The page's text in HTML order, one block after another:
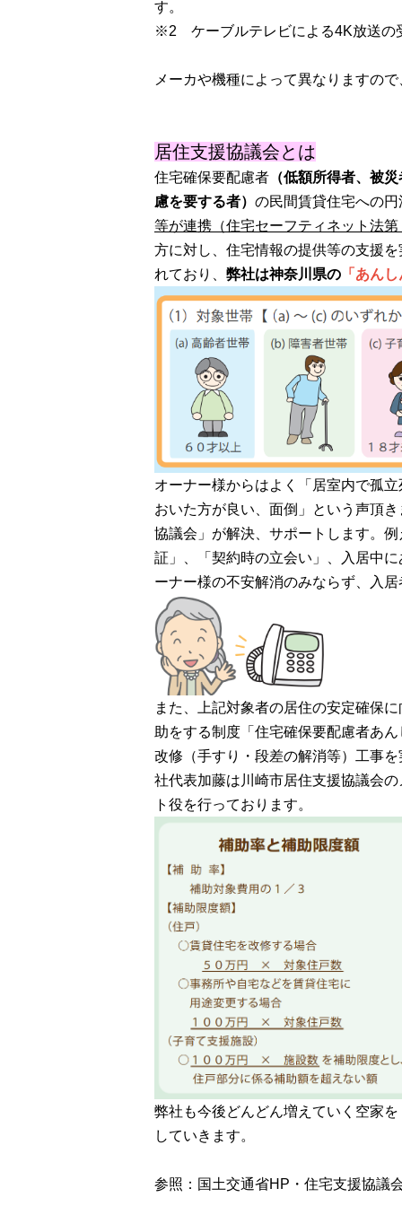
す。
※2 ケーブルテレビによる4K放送の
メーカや機種によって異なりますの
居住支援協議会とは
住宅確保要配慮者 （低額所得者、被
慮を要する者） の民間賃貸住宅への
等が連携（住宅セーフティネット法
方に対し、住宅情報の提供等の支援
れており、 弊社は神奈川県の 「あん
オーナー様からはよく「居室内で孤
おいた方が良い、面倒」という声頂
協議会」が解決、サポートします。
証」、「契約時の立会い」、入居中
ーナー様の不安解消のみならず、入
また、上記対象者の居住の安定確保
助をする制度「住宅確保要配慮者あ
改修（手すり・段差の解消等）工事
社代表加藤は川崎市居住支援協議会
ト役を行っております。
弊社も今後どんどん増えていく空家
していきます。
参照：国土交通省HP・住宅支援協議